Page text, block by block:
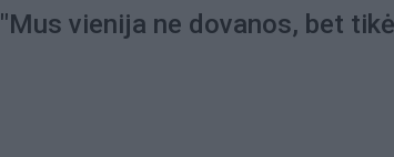
"Mus vienija ne dovanos, bet